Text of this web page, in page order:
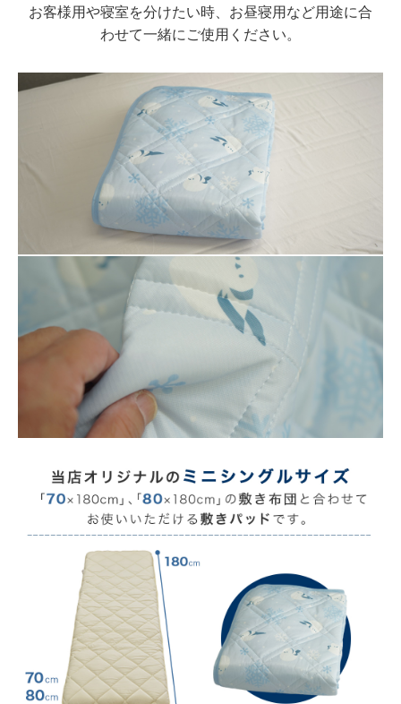
お客様用や寝室を分けたい時、お昼寝用など用途に合
わせて一緒にご使用ください。